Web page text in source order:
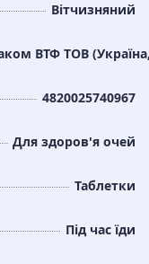
Вітчизняний
ВТФ ТОВ
4820025740967
Для здоров'я очей
Таблетки
Під час їди